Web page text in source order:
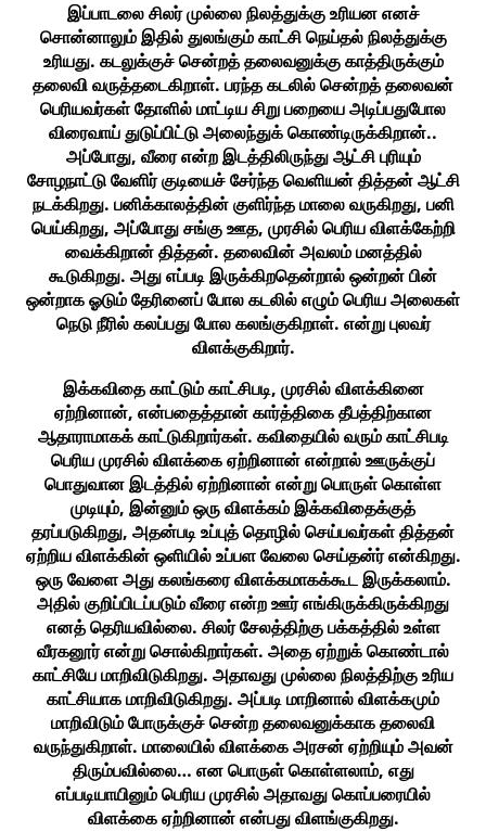
இப்பாடலை சிலர் முல்லை நிலத்துக்கு உரியன எனச்
சொன்னாலும் இதில் துலங்கும் காட்சி நெய்தல் நிலத்துக்கு
உரியது. கடலுக்குச் சென்றத் தலைவனுக்கு காத்திருக்கும்
தலைவி வருத்தடைகிறாள். பரந்த கடலில் சென்றத் தலைவன்
பெரியவர்கள் தோளில் மாட்டிய சிறு பறையை அடிப்பதுபோல
விரைவாய் துடுப்பிட்டு அலைந்துக் கொண்டிருக்கிறான்..
அப்போது, வீரை என்ற இடத்திலிருந்து ஆட்சி புரியும்
சோழநாட்டு வேளிர் குடியைச் சேர்ந்த வெளியன் தித்தன் ஆட்சி
நடக்கிறது. பனிக்காலத்தின் குளிர்ந்த மாலை வருகிறது, பனி
பெய்கிறது, அப்போது சங்கு ஊத, முரசில் பெரிய விளக்கேற்றி
வைக்கிறான் தித்தன். தலைவின் அவலம் மனத்தில்
கூடுகிறது. அது எப்படி இருக்கிறதென்றால் ஒன்றன் பின்
ஒன்றாக ஓடும் தேரினைப் போல கடலில் எழும் பெரிய அலைகள்
நெடு நீரில் கலப்பது போல கலங்குகிறாள். என்று புலவர்
விளக்குகிறார்.
இக்கவிதை காட்டும் காட்சிபடி, முரசில் விளக்கினை
ஏற்றினான், என்பதைத்தான் கார்த்திகை தீபத்திற்கான
ஆதாராமாகக் காட்டுகிறார்கள். கவிதையில் வரும் காட்சிபடி
பெரிய முரசில் விளக்கை ஏற்றினான் என்றால் ஊருக்குப்
பொதுவான இடத்தில் ஏற்றினான் என்று பொருள் கொள்ள
முடியும், இன்னும் ஒரு விளக்கம் இக்கவிதைக்குத்
தரப்படுகிறது, அதன்படி உப்புத் தொழில் செய்பவர்கள் தித்தன்
ஏற்றிய விளக்கின் ஒளியில் உப்பள வேலை செய்தன்ர் என்கிறது.
ஒரு வேளை அது கலங்கரை விளக்கமாகக்கூட இருக்கலாம்.
அதில் குறிப்பிடப்படும் வீரை என்ற ஊர் எங்கிருக்கிருக்கிறது
எனத் தெரியவில்லை. சிலர் சேலத்திற்கு பக்கத்தில் உள்ள
வீரகனூர் என்று சொல்கிறார்கள். அதை ஏற்றுக் கொண்டால்
காட்சியே மாறிவிடுகிறது. அதாவது முல்லை நிலத்திற்கு உரிய
காட்சியாக மாறிவிடுகிறது. அப்படி மாறினால் விளக்கமும்
மாறிவிடும் போருக்குச் சென்ற தலைவனுக்காக தலைவி
வருந்துகிறாள். மாலையில் விளக்கை அரசன் ஏற்றியும் அவன்
திரும்பவில்லை… என பொருள் கொள்ளலாம், எது
எப்படியாயினும் பெரிய முரசில் அதாவது கொப்பரையில்
விளக்கை ஏற்றினான் என்பது விளங்குகிறது.